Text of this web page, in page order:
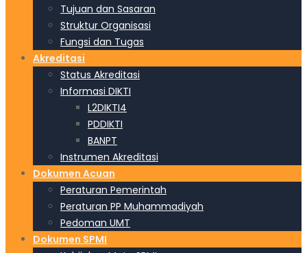
Tujuan dan Sasaran
Struktur Organisasi
Fungsi dan Tugas
Akreditasi
Status Akreditasi
Informasi DIKTI
L2DIKTI4
PDDIKTI
BANPT
Instrumen Akreditasi
Dokumen Acuan
Peraturan Pemerintah
Peraturan PP Muhammadiyah
Pedoman UMT
Dokumen SPMI